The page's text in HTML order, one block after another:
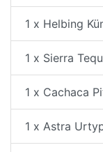
1 x Helbing
1 x Sierra
1 x Cachaca
1 x Astra